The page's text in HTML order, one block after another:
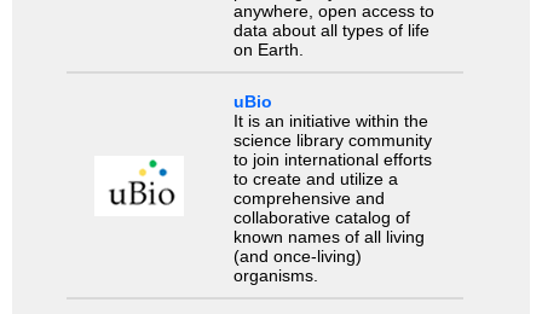
anywhere, open access to
data about all types of life
on Earth.
uBio
It is an initiative within the
science library community
to join international efforts
to create and utilize a
comprehensive and
collaborative catalog of
known names of all living
(and once-living)
organisms.